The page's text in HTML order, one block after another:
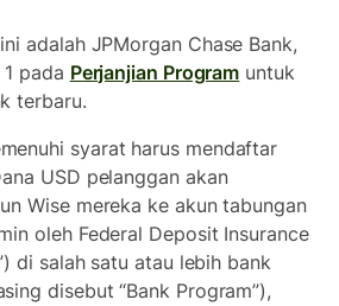
adalah JPMorgan Chase Bank,
pada Perjanjian Program untuk
terbaru.
syarat harus mendaftar
USD pelanggan akan
Wise mereka ke akun tabungan
oleh Federal Deposit Insurance
di salah satu atau lebih bank
disebut “Bank Program”),